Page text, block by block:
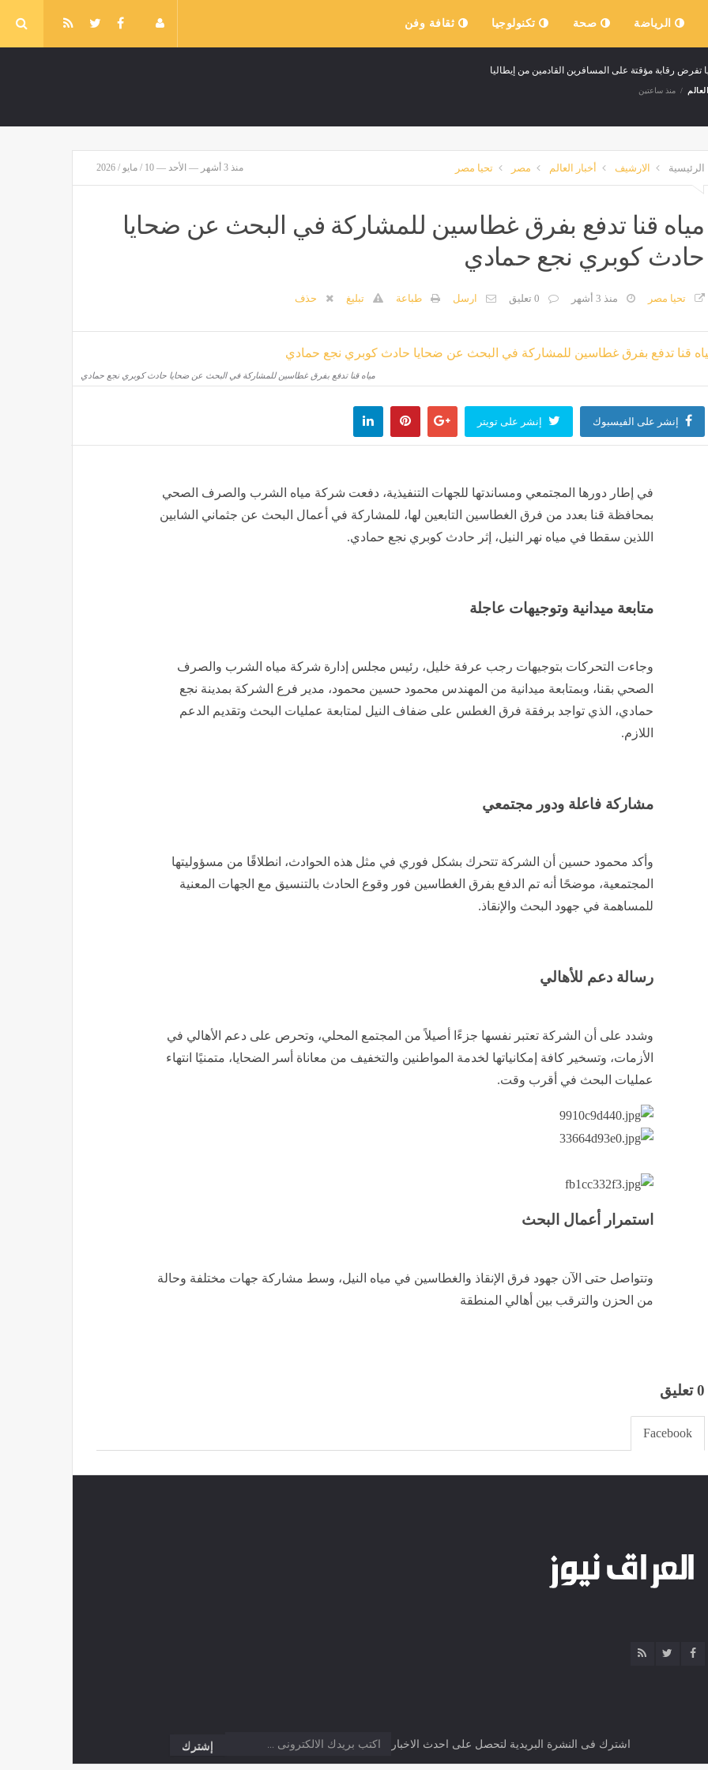
الرياضة صحة تكنولوجيا ثقافة وفن
تفرض رقابة مؤقتة على المسافرين القادمين من إيطاليا
منذ ساعتين
الرئيسية الارشيف أخبار العالم مصر تحيا مصر منذ 3 أشهر — الأحد — 10 / مايو / 2026
مياه قنا تدفع بفرق غطاسين للمشاركة في البحث عن ضحايا
حادث كوبري نجع حمادي
تحيا مصر منذ 3 أشهر 0 تعليق ارسل طباعة تبليغ حذف
مياه قنا تدفع بفرق غطاسين للمشاركة في البحث عن ضحايا حادث كوبري نجع حمادي
إنشر على الفيسبوك إنشر على تويتر
في إطار دورها المجتمعي ومساندتها للجهات التنفيذية، دفعت شركة مياه الشرب والصرف الصحي
بمحافظة قنا بعدد من فرق الغطاسين التابعين لها، للمشاركة في أعمال البحث عن جثماني الشابين
اللذين سقطا في مياه نهر النيل، إثر حادث كوبري نجع حمادي.
متابعة ميدانية وتوجيهات عاجلة
وجاءت التحركات بتوجيهات رجب عرفة خليل، رئيس مجلس إدارة شركة مياه الشرب والصرف
الصحي بقنا، وبمتابعة ميدانية من المهندس محمود حسين محمود، مدير فرع الشركة بمدينة نجع
حمادي، الذي تواجد برفقة فرق الغطس على ضفاف النيل لمتابعة عمليات البحث وتقديم الدعم
اللازم.
مشاركة فاعلة ودور مجتمعي
وأكد محمود حسين أن الشركة تتحرك بشكل فوري في مثل هذه الحوادث، انطلاقًا من مسؤوليتها
المجتمعية، موضحًا أنه تم الدفع بفرق الغطاسين فور وقوع الحادث بالتنسيق مع الجهات المعنية
للمساهمة في جهود البحث والإنقاذ.
رسالة دعم للأهالي
وشدد على أن الشركة تعتبر نفسها جزءًا أصيلاً من المجتمع المحلي، وتحرص على دعم الأهالي في
الأزمات، وتسخير كافة إمكانياتها لخدمة المواطنين والتخفيف من معاناة أسر الضحايا، متمنيًا انتهاء
عمليات البحث في أقرب وقت.
استمرار أعمال البحث
وتتواصل حتى الآن جهود فرق الإنقاذ والغطاسين في مياه النيل، وسط مشاركة جهات مختلفة وحالة
من الحزن والترقب بين أهالي المنطقة
0 تعليق
Facebook
اشترك فى النشرة البريدية لتحصل على احدث الاخبار